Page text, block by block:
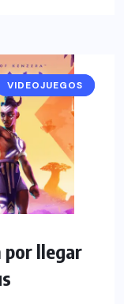
NOTICIAS
VIDEOJUEGOS
por llegar